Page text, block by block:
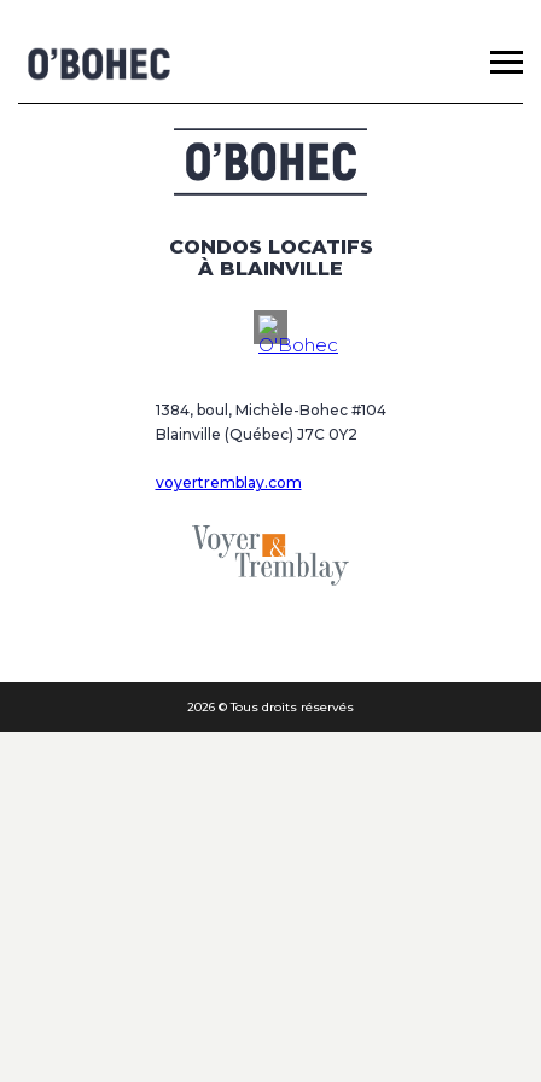
CONDOS LOCATIFS
À BLAINVILLE
1384, boul, Michèle-Bohec #104
Blainville (Québec) J7C 0Y2
voyertremblay.com
2026 © Tous droits réservés